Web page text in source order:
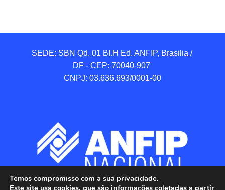
SEDE: SBN Qd. 01 BI.H Ed. ANFIP, Brasilia /
DF - CEP: 70040-907
CNPJ: 03.636.693/0001-00
Temos compromisso com a sua privacidade.
Este site usa cookies, que são informações coletadas a partir